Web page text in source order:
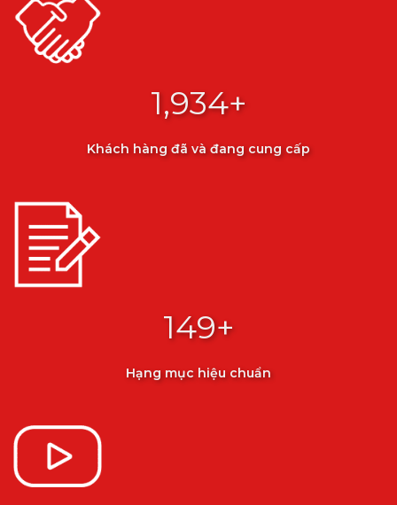
1,995+
Khách hàng đã và đang cung cấp
150+
Hạng mục hiệu chuẩn